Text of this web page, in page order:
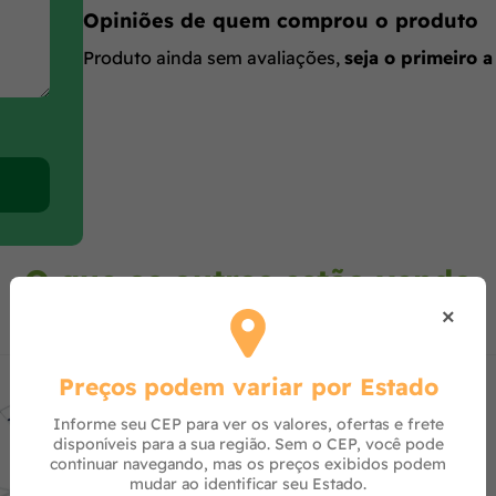
Opiniões de quem comprou o produto
Produto ainda sem avaliações, seja o primeiro
O que os outros estão vendo
×
Preços podem variar por Estado
Informe seu CEP para ver os valores, ofertas e frete
disponíveis para a sua região. Sem o CEP, você pode
continuar navegando, mas os preços exibidos podem
mudar ao identificar seu Estado.